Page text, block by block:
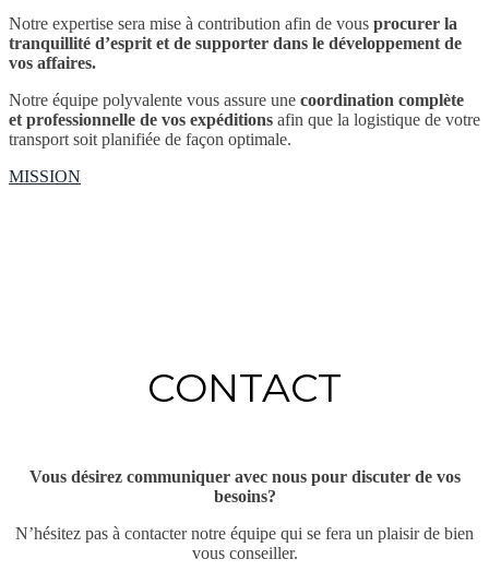
Notre expertise sera mise à contribution afin de vous procurer la
tranquillité d’esprit et de supporter dans le développement de
vos affaires.
Notre équipe polyvalente vous assure une coordination complète
et professionnelle de vos expéditions afin que la logistique de votre
transport soit planifiée de façon optimale.
MISSION
CONTACT
Vous désirez communiquer avec nous pour discuter de vos
besoins?
N’hésitez pas à contacter notre équipe qui se fera un plaisir de bien
vous conseiller.